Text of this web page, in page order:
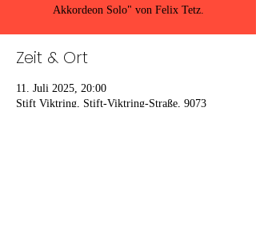
Akkordeon Solo" von Felix Tetz.
Zeit & Ort
11. Juli 2025, 20:00
Stift Viktring, Stift-Viktring-Straße, 9073